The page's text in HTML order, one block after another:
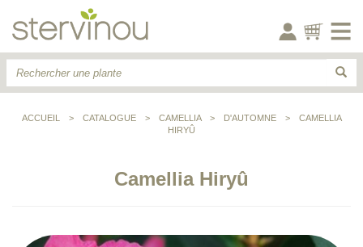
ACCUEIL > CATALOGUE > CAMELLIA > D'AUTOMNE >
CAMELLIA
HIRYÛ
Camellia Hiryû